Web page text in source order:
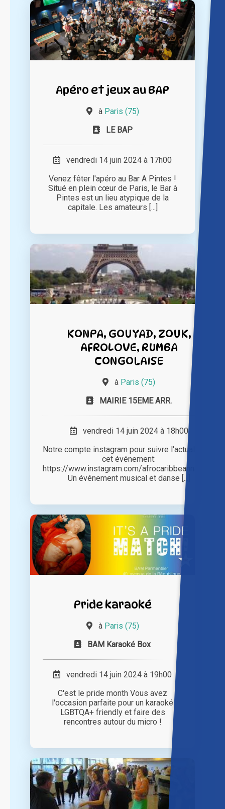
Apéro et jeux au BAP
à Paris (75)
LE BAP
vendredi 14 juin 2024 à 17h00
Venez fêter l'apéro au Bar A Pintes !
Situé en plein cœur de Paris, le Bar à
Pintes est un lieu atypique de la
capitale. Les amateurs [...]
KONPA, GOUYAD, ZOUK,
AFROLOVE, RUMBA
CONGOLAISE
à Paris (75)
MAIRIE 15EME ARR.
vendredi 14 juin 2024 à 18h00
Notre compte instagram pour suivre l'actualité de
cet événement:
https://www.instagram.com/afrocaribbeannation/
Un événement musical et danse [...]
Pride karaoké
à Paris (75)
BAM Karaoké Box
vendredi 14 juin 2024 à 19h00
C'est le pride month Vous avez
l'occasion parfaite pour un karaoké
LGBTQA+ friendly et faire des
rencontres autour du micro !